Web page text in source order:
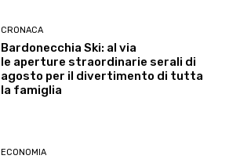
CRONACA
Bardonecchia Ski: al via
le aperture straordinarie serali di
agosto per il divertimento di tutta
la famiglia
ECONOMIA